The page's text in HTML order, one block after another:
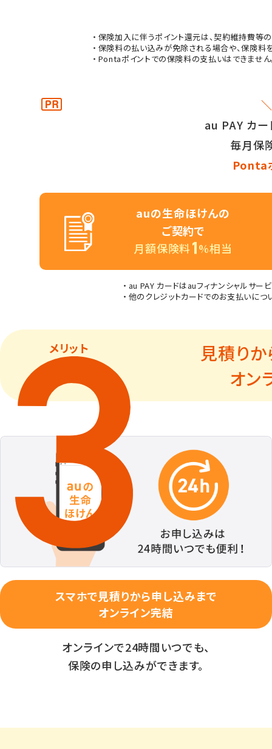
保険加入に伴うポイント還元は、契約維持費等
保険料の払い込みが免除される場合や、保険料
Pontaポイントでの保険料の支払いはできません
au PAY カー
毎月保
Ponta
auの生命ほけんの
ご契約で
月額保険料
%相当
au PAY カードはauフィナンシャルサー
他のクレジットカードでのお支払いにつ
メリット
見積り
オン
スマホで見積りから申し込みまで
オンライン完結
オンラインで24時間いつでも、
保険の申し込みができます。